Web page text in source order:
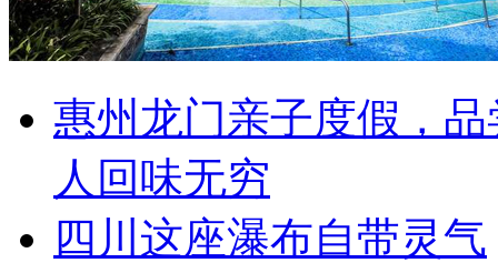
惠州龙门亲子度假，
人回味无穷
四川这座瀑布自带灵气